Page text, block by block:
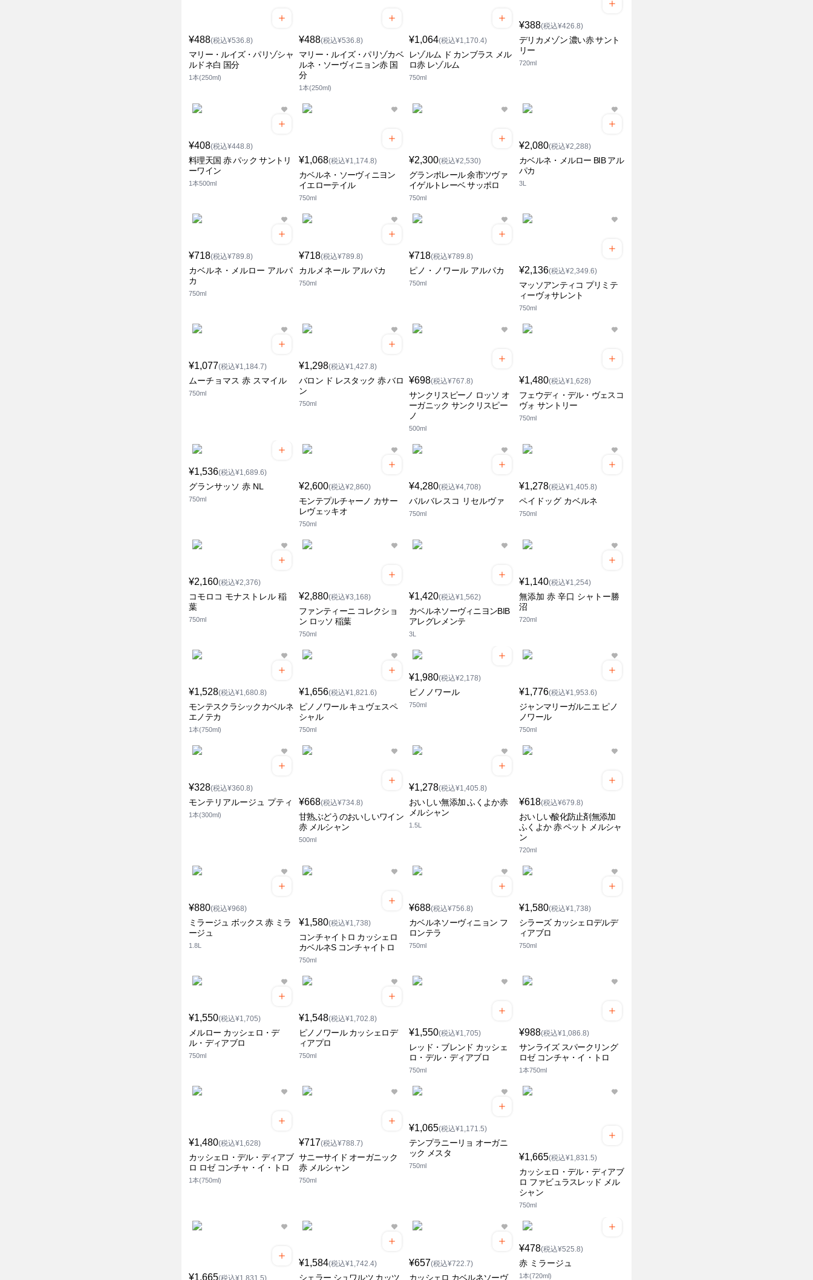
¥488(税込¥536.8)
マリー・ルイズ・パリゾシャ
ルドネ白 国分
1本(250ml)
¥488(税込¥536.8)
マリー・ルイズ・パリゾカベ
ルネ・ソーヴィニョン赤 国
分
1本(250ml)
¥1,064(税込¥1,170.4)
レゾルム ド カンブラス メル
ロ赤 レゾルム
750ml
¥388(税込¥426.8)
デリカメゾン 濃い赤 サント
リー
720ml
¥408(税込¥448.8)
料理天国 赤 パック サントリ
ーワイン
1本500ml
¥1,068(税込¥1,174.8)
カベルネ・ソーヴィニヨン
イエローテイル
750ml
¥2,300(税込¥2,530)
グランポレール 余市ツヴァ
イゲルトレーベ サッポロ
750ml
¥2,080(税込¥2,288)
カベルネ・メルロー BIB アル
パカ
3L
¥718(税込¥789.8)
カベルネ・メルロー アルパ
カ
750ml
¥718(税込¥789.8)
カルメネール アルパカ
750ml
¥718(税込¥789.8)
ピノ・ノワール アルパカ
750ml
¥2,136(税込¥2,349.6)
マッソアンティコ プリミテ
ィーヴォサレント
750ml
¥1,077(税込¥1,184.7)
ムーチョマス 赤 スマイル
750ml
¥1,298(税込¥1,427.8)
バロン ド レスタック 赤 バロ
ン
750ml
¥698(税込¥767.8)
サンクリスピーノ ロッソ オ
ーガニック サンクリスピー
ノ
500ml
¥1,480(税込¥1,628)
フェウディ・デル・ヴェスコ
ヴォ サントリー
750ml
¥1,536(税込¥1,689.6)
グランサッソ 赤 NL
750ml
¥2,600(税込¥2,860)
モンテプルチャーノ カサー
レヴェッキオ
750ml
¥4,280(税込¥4,708)
バルバレスコ リセルヴァ
750ml
¥1,278(税込¥1,405.8)
ペイドッグ カベルネ
750ml
¥2,160(税込¥2,376)
コモロコ モナストレル 稲
葉
750ml
¥2,880(税込¥3,168)
ファンティーニ コレクショ
ン ロッソ 稲葉
750ml
¥1,420(税込¥1,562)
カベルネソーヴィニヨンBIB
アレグレメンテ
3L
¥1,140(税込¥1,254)
無添加 赤 辛口 シャトー勝
沼
720ml
¥1,528(税込¥1,680.8)
モンテスクラシックカベルネ
エノテカ
1本(750ml)
¥1,656(税込¥1,821.6)
ピノノワール キュヴェスペ
シャル
750ml
¥1,980(税込¥2,178)
ピノノワール
750ml
¥1,776(税込¥1,953.6)
ジャンマリーガルニエ ピノ
ノワール
750ml
¥328(税込¥360.8)
モンテリアルージュ プティ
1本(300ml)
¥668(税込¥734.8)
甘熟ぶどうのおいしいワイン
赤 メルシャン
500ml
¥1,278(税込¥1,405.8)
おいしい無添加 ふくよか赤
メルシャン
1.5L
¥618(税込¥679.8)
おいしい酸化防止剤無添加
ふくよか 赤 ペット メルシャ
ン
720ml
¥880(税込¥968)
ミラージュ ボックス 赤 ミラ
ージュ
1.8L
¥1,580(税込¥1,738)
コンチャイトロ カッシェロ
カベルネS コンチャイトロ
750ml
¥688(税込¥756.8)
カベルネソーヴィニョン フ
ロンテラ
750ml
¥1,580(税込¥1,738)
シラーズ カッシェロデルデ
ィアブロ
750ml
¥1,550(税込¥1,705)
メルロー カッシェロ・デ
ル・ディアブロ
750ml
¥1,548(税込¥1,702.8)
ピノノワール カッシェロデ
ィアプロ
750ml
¥1,550(税込¥1,705)
レッド・ブレンド カッシェ
ロ・デル・ディアブロ
750ml
¥988(税込¥1,086.8)
サンライズ スパークリング
ロゼ コンチャ・イ・トロ
1本750ml
¥1,480(税込¥1,628)
カッシェロ・デル・ディアブ
ロ ロゼ コンチャ・イ・トロ
1本(750ml)
¥717(税込¥788.7)
サニーサイド オーガニック
赤 メルシャン
750ml
¥1,065(税込¥1,171.5)
テンプラニーリョ オーガニ
ック メスタ
750ml
¥1,665(税込¥1,831.5)
カッシェロ・デル・ディアブ
ロ ファビュラスレッド メル
シャン
750ml
¥1,665
¥1,584(税込¥1,742.4)
シェラー シュワルツ カッツ
¥657(税込¥722.7)
カッシェロ カベルネソーヴ
¥478(税込¥525.8)
赤 ミラージュ
1本(720ml)